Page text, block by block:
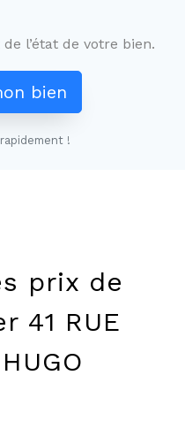
l’état de votre bien.
bien
!
prix de
41 RUE